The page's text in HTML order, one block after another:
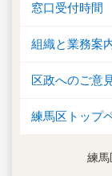
窓口受付時間
組織と業務案
区政へのご意
練馬区トップ
練